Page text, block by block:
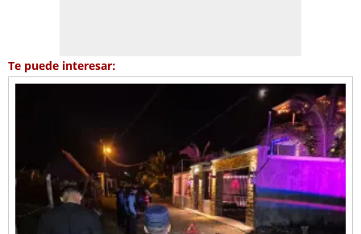
Te puede interesar: